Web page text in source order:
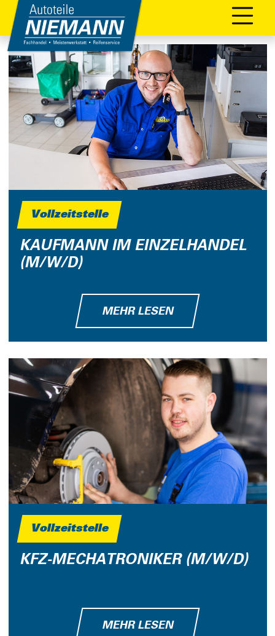
Vollzeitstelle
KAUFMANN IM EINZELHANDEL
(M/W/D)
MEHR LESEN
Vollzeitstelle
KFZ-MECHATRONIKER (M/W/D)
MEHR LESEN